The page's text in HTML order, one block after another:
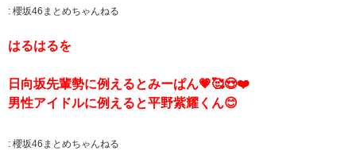
: 櫻坂46まとめちゃんねる
はるはるを
日向坂先輩勢に例えるとみーぱん💗🥰😍❤️
男性アイドルに例えると平野紫耀くん😊
: 櫻坂46まとめちゃんねる